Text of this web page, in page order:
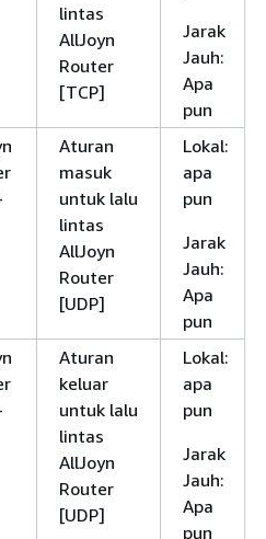
lintas
AllJoyn
Router
[TCP]
Jarak
Jauh:
Apa
pun
Aturan
masuk
untuk lalu
lintas
AllJoyn
Router
[UDP]
Lokal:
apa
pun
Jarak
Jauh:
Apa
pun
Aturan
keluar
untuk lalu
lintas
AllJoyn
Router
[UDP]
Lokal:
apa
pun
Jarak
Jauh:
Apa
pun